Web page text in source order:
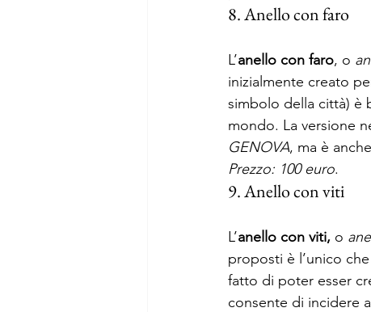
8. Anello con faro
L’anello con faro, o
inizialmente creato
simbolo della città) è
mondo. La versione
GENOVA, ma è
Prezzo: 100 euro.
9. Anello con viti
L’anello con viti, o
proposti è l’unico
fatto di poter esser
consente di incidere